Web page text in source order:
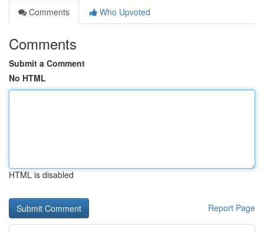
Comments
Who Upvoted
Comments
Submit a Comment
No HTML
HTML is disabled
Report Page